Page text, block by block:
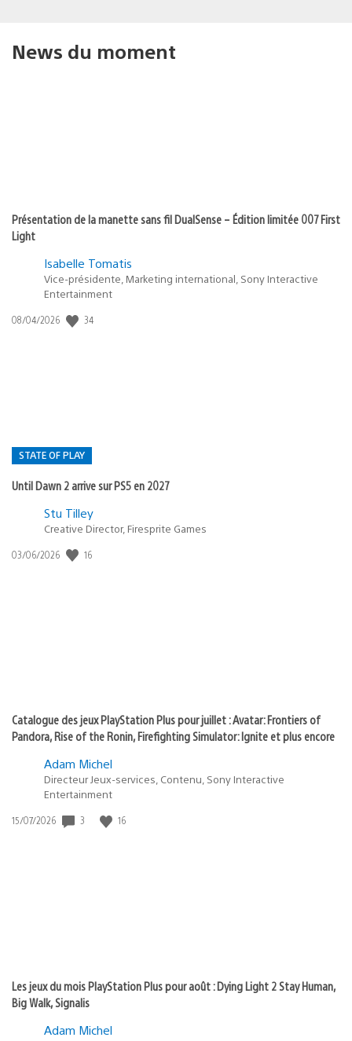
News du moment
Présentation de la manette sans fil DualSense – Édition limitée 007 First
Light
Isabelle Tomatis
Vice-présidente, Marketing international, Sony Interactive
Entertainment
Date
08/04/2026 34
STATE OF PLAY
Until Dawn 2 arrive sur PS5 en 2027
Postée
:
Stu Tilley
Creative Director, Firesprite Games
Date
03/06/2026 16
Catalogue des jeux PlayStation Plus pour juillet : Avatar: Frontiers of
Pandora, Rise of the Ronin, Firefighting Simulator: Ignite et plus encore
Adam Michel
Directeur Jeux-services, Contenu, Sony Interactive
Entertainment
Date
15/07/2026 3 16
Les jeux du mois PlayStation Plus pour août : Dying Light 2 Stay Human,
Big Walk, Signalis
Adam Michel